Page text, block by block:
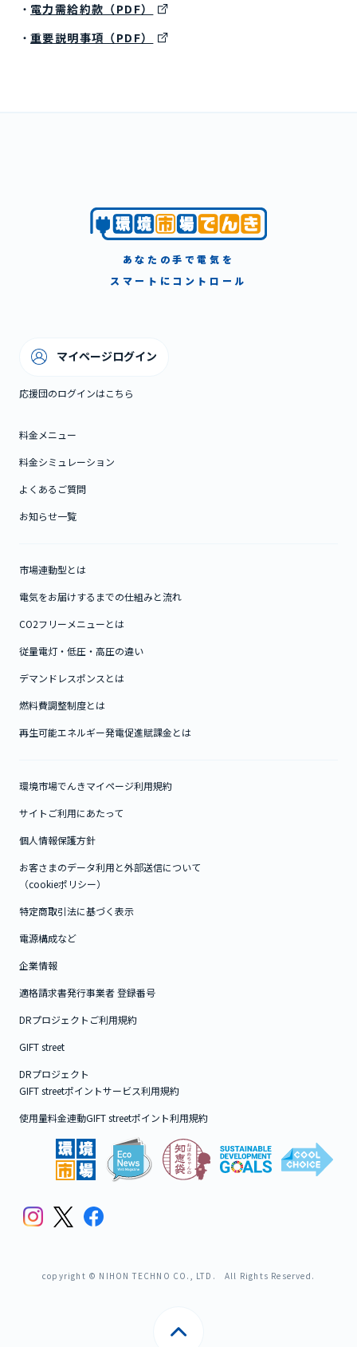
・ 電力需給約款（PDF）
・ 重要説明事項（PDF）
あなたの手で電気を
スマートにコントロール
マイページログイン
応援団のログインはこちら
料金メニュー
料金シミュレーション
よくあるご質問
お知らせ一覧
市場連動型とは
電気をお届けするまでの仕組みと流れ
CO2フリーメニューとは
従量電灯・低圧・高圧の違い
デマンドレスポンスとは
燃料費調整制度とは
再生可能エネルギー発電促進賦課金とは
環境市場でんきマイページ利用規約
サイトご利用にあたって
個人情報保護方針
お客さまのデータ利用と外部送信について
（cookieポリシー）
特定商取引法に基づく表示
電源構成など
企業情報
適格請求書発行事業者 登録番号
DRプロジェクトご利用規約
GIFT street
DRプロジェクト
GIFT streetポイントサービス利用規約
使用量料金連動GIFT streetポイント利用規約
copyright © NIHON TECHNO CO., LTD. All Rights Reserved.